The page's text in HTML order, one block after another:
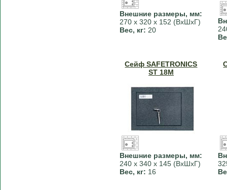
Внешние размеры, мм:
270 х 320 х 152 (ВхШхГ)
Вес, кг: 20
Сейф SAFETRONICS
ST 18M
Внешние размеры, мм:
240 х 340 х 145 (ВхШхГ)
Вес, кг: 16